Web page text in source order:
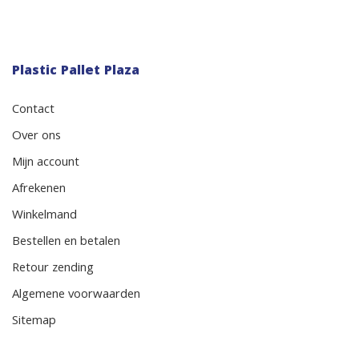
Plastic Pallet Plaza
Contact
Over ons
Mijn account
Afrekenen
Winkelmand
Bestellen en betalen
Retour zending
Algemene voorwaarden
Sitemap